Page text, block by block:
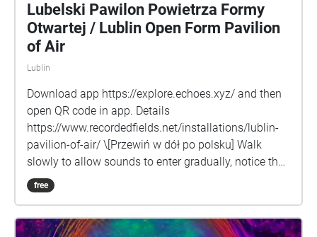
Lubelski Pawilon Powietrza Formy
Otwartej / Lublin Open Form Pavilion
of Air
Lublin
Download app https://explore.echoes.xyz/ and then
open QR code in app. Details
https://www.recordedfields.net/installations/lublin-
pavilion-of-air/ \[Przewiń w dół po polsku] Walk
slowly to allow sounds to enter gradually, notice the
borders of these zones where new sounds fade-in,
spend time in some places to notice the long sounds
& Zofia Hansen’s architectural concept to signify
free